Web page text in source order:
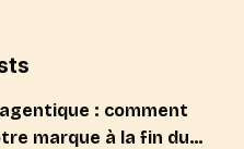
: comment
marque à la fin du